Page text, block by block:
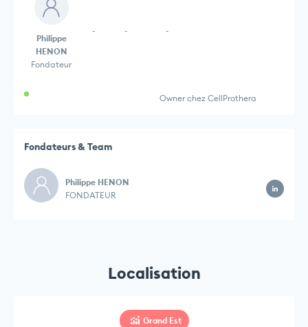
Philippe
HENON
Fondateur
- - -
Owner chez CellProthera
Fondateurs & Team
Philippe HENON
FONDATEUR
Localisation
Grand Est